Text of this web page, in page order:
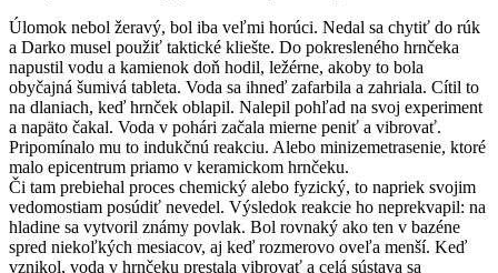
Úlomok nebol žeravý, bol iba veľmi horúci. Nedal sa chytiť do rúk
a Darko musel použiť taktické kliešte. Do pokresleného hrnčeka
napustil vodu a kamienok doň hodil, ležérne, akoby to bola
obyčajná šumivá tableta. Voda sa ihneď zafarbila a zahriala. Cítil to
na dlaniach, keď hrnček oblapil. Nalepil pohľad na svoj experiment
a napäto čakal. Voda v pohári začala mierne peniť a vibrovať.
Pripomínalo mu to indukčnú reakciu. Alebo minizemetrasenie, ktoré
malo epicentrum priamo v keramickom hrnčeku.
Či tam prebiehal proces chemický alebo fyzický, to napriek svojim
vedomostiam posúdiť nevedel. Výsledok reakcie ho neprekvapil: na
hladine sa vytvoril známy povlak. Bol rovnaký ako ten v bazéne
spred niekoľkých mesiacov, aj keď rozmerovo oveľa menší. Keď
vznikol, voda v hrnčeku prestala vibrovať a celá sústava sa